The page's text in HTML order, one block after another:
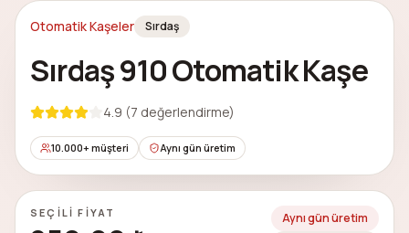
Otomatik Kaşeler Sırdaş
Sırdaş 910 Otomatik Kaşe
4.9 (7 değerlendirme)
10.000+ müşteri Aynı gün üretim
SEÇILI FIYAT Aynı gün üretim